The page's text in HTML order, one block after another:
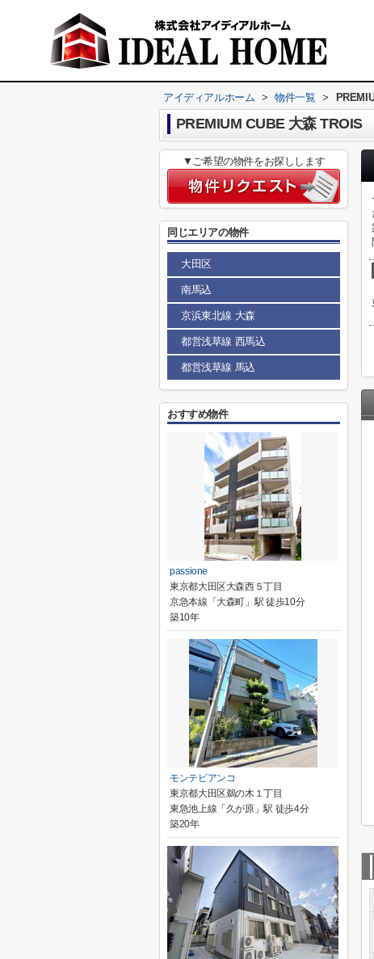
アイディアルホーム > 物件一覧 >
PREMIUM CUBE 大森 TROIS
▼ご希望の物件をお探しします
同じエリアの物件
大田区
南馬込
京浜東北線 大森
都営浅草線 西馬込
都営浅草線 馬込
おすすめ物件
passione
東京都大田区大森西５丁目
京急本線「大森町」駅 徒歩10分
築10年
モンテビアンコ
東京都大田区鵜の木１丁目
東急池上線「久が原」駅 徒歩4分
築20年